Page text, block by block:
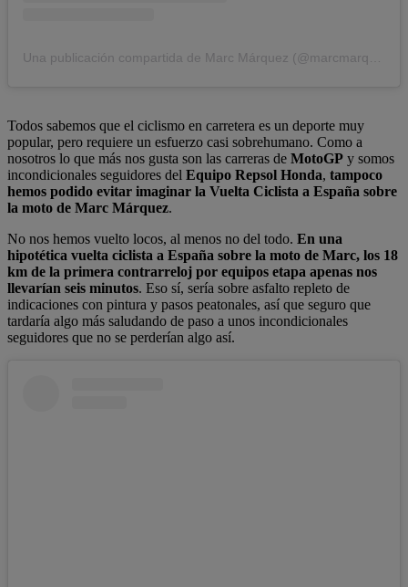
Una publicación compartida de Marc Márquez (@marcmarquez93)
Todos sabemos que el ciclismo en carretera es un deporte muy
popular, pero requiere un esfuerzo casi sobrehumano. Como a
nosotros lo que más nos gusta son las carreras de MotoGP y somos
incondicionales seguidores del Equipo Repsol Honda, tampoco
hemos podido evitar imaginar la Vuelta Ciclista a España sobre
la moto de Marc Márquez.
No nos hemos vuelto locos, al menos no del todo. En una
hipotética vuelta ciclista a España sobre la moto de Marc, los 18
km de la primera contrarreloj por equipos etapa apenas nos
llevarían seis minutos. Eso sí, sería sobre asfalto repleto de
indicaciones con pintura y pasos peatonales, así que seguro que
tardaría algo más saludando de paso a unos incondicionales
seguidores que no se perderían algo así.